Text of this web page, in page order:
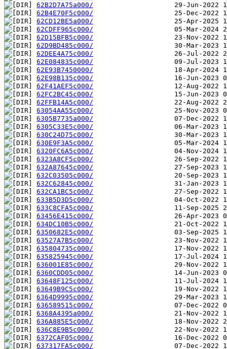
62B2D7A75a000/
62B4E70F5c000/
62CD12BE5a000/
62CDFF965c000/
62D15BFB5c000/
62D9BD485c000/
62DEE4A75c000/
62E084835c000/
62E93B7450000/
62E98B135c000/
62F41AEF5c000/
62FC2BC45c000/
62FFB14A5c000/
63054AA55c000/
6305B7735a000/
6305C33E5c000/
630C24D75c000/
630E9F3A5c000/
6320FC6A5c000/
6323A8CF5c000/
632A87645c000/
632C03505c000/
632C62845c000/
632CA1BC5c000/
633B5D3D5c000/
633C8CFA5c000/
63456E415c000/
634DC10B5c000/
6350682E5c000/
63527A7B5c000/
635804735c000/
635825945c000/
636001E85c000/
6360CDD05c000/
63648F125c000/
63649B9C5c000/
6364D9995c000/
636589515c000/
6368A4395a000/
636A885E5c000/
636C8E9B5c000/
6372CAF05c000/
637317FA5c000/